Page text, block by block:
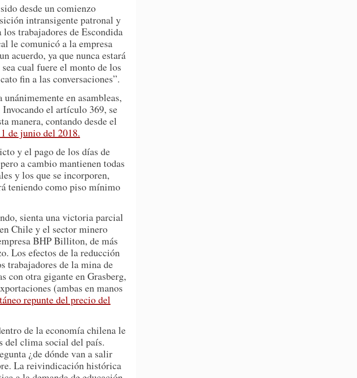
desde un comienzo
intransigente patronal y
trabajadores de Escondida
le comunicó a la empresa
acuerdo, ya que nunca estará
cual fuere el monto de los
fin a las conversaciones”.
en asambleas,
el artículo 369, se
manera, contando desde el
de junio del 2018.
y el pago de los días de
a cambio mantienen todas
y los que se incorporen,
teniendo como piso mínimo
sienta una victoria parcial
Chile y el sector minero
BHP Billiton, de más
Los efectos de la reducción
trabajadores de la mina de
con otra gigante en Grasberg,
(ambas en manos
repunte del precio del
de la economía chilena le
del clima social del país.
¿de dónde van a salir
La reivindicación histórica